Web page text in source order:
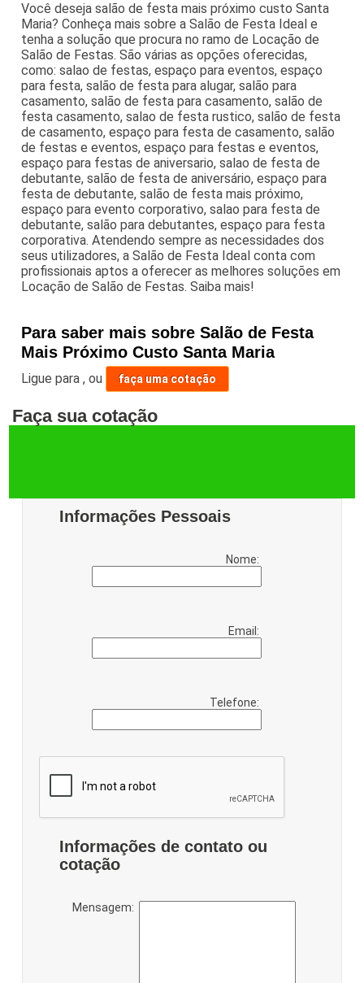
Você deseja salão de festa mais próximo custo Santa
Maria? Conheça mais sobre a Salão de Festa Ideal e
tenha a solução que procura no ramo de Locação de
Salão de Festas. São várias as opções oferecidas,
como: salao de festas, espaço para eventos, espaço
para festa, salão de festa para alugar, salão para
casamento, salão de festa para casamento, salão de
festa casamento, salao de festa rustico, salão de festa
de casamento, espaço para festa de casamento, salão
de festas e eventos, espaço para festas e eventos,
espaço para festas de aniversario, salao de festa de
debutante, salão de festa de aniversário, espaço para
festa de debutante, salão de festa mais próximo,
espaço para evento corporativo, salao para festa de
debutante, salão para debutantes, espaço para festa
corporativa. Atendendo sempre as necessidades dos
seus utilizadores, a Salão de Festa Ideal conta com
profissionais aptos a oferecer as melhores soluções em
Locação de Salão de Festas. Saiba mais!
Para saber mais sobre Salão de Festa
Mais Próximo Custo Santa Maria
Ligue para,ou faça uma cotação
Faça sua cotação
Informações Pessoais
Nome:
Email:
Telefone:
Informações de contato ou
cotação
Mensagem: